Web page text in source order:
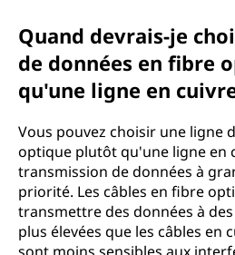
Quand devrais-je
de données en fibre
qu'une ligne en
Vous pouvez choisir une ligne
optique plutôt qu'une ligne en
transmission de données à
priorité. Les câbles en fibre
transmettre des données à
plus élevées que les câbles en